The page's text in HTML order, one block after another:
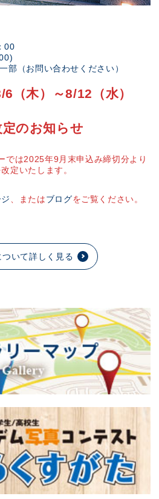
00
部（お問い合わせください）
（木）～8/12（水）
定のお知らせ
では2025年9月末申込み締切分より
定いたします。
、またはブログをご覧ください。
ついて詳しく見る